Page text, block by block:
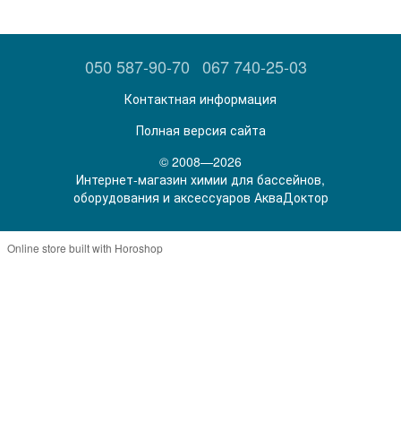
050 587-90-70 067 740-25-03
Контактная информация
Полная версия сайта
© 2008—2026
Интернет-магазин химии для бассейнов,
оборудования и аксессуаров АкваДоктор
Online store built with Horoshop